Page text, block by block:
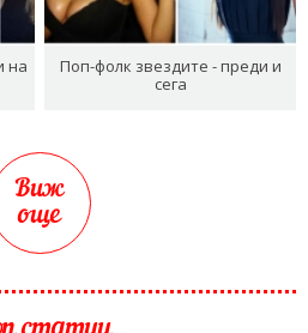
на
Поп-фолк звездите - преди и
сега
Виж
още